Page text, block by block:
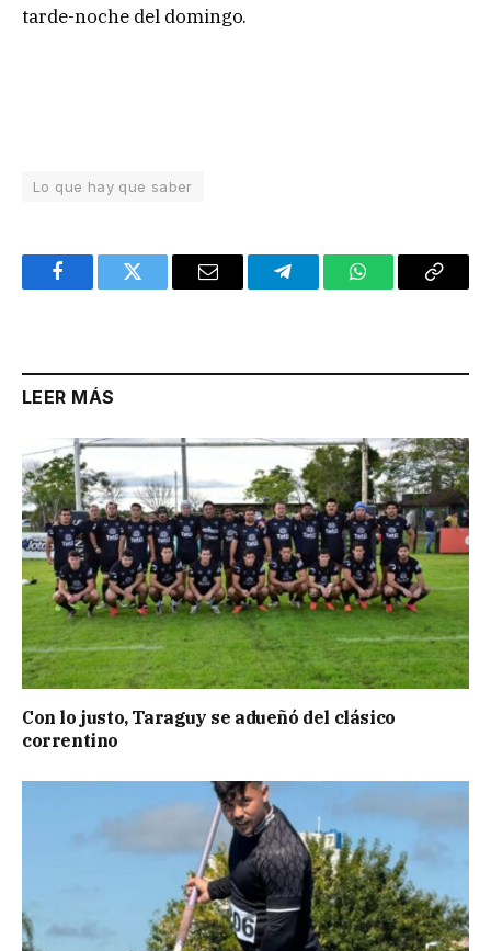
tarde-noche del domingo.
Lo que hay que saber
FacebookTwitter Email TelegramWhatsAppCopy
LEER MÁS
Con lo justo, Taraguy se adueñó del clásico
correntino